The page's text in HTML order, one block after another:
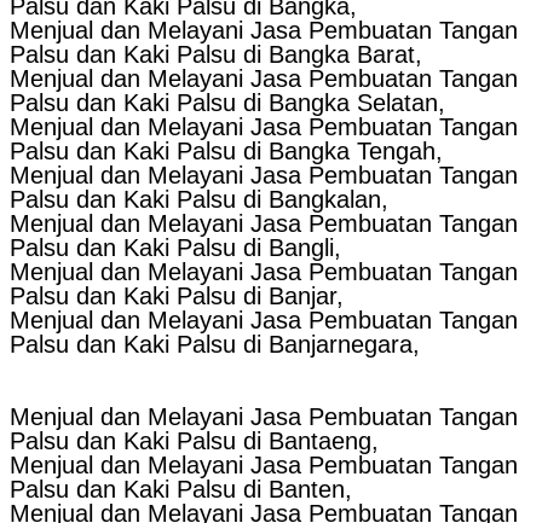
Palsu dan Kaki Palsu di Bangka,
Menjual dan Melayani Jasa Pembuatan Tangan
Palsu dan Kaki Palsu di Bangka Barat,
Menjual dan Melayani Jasa Pembuatan Tangan
Palsu dan Kaki Palsu di Bangka Selatan,
Menjual dan Melayani Jasa Pembuatan Tangan
Palsu dan Kaki Palsu di Bangka Tengah,
Menjual dan Melayani Jasa Pembuatan Tangan
Palsu dan Kaki Palsu di Bangkalan,
Menjual dan Melayani Jasa Pembuatan Tangan
Palsu dan Kaki Palsu di Bangli,
Menjual dan Melayani Jasa Pembuatan Tangan
Palsu dan Kaki Palsu di Banjar,
Menjual dan Melayani Jasa Pembuatan Tangan
Palsu dan Kaki Palsu di Banjarnegara,
Menjual dan Melayani Jasa Pembuatan Tangan
Palsu dan Kaki Palsu di Bantaeng,
Menjual dan Melayani Jasa Pembuatan Tangan
Palsu dan Kaki Palsu di Banten,
Menjual dan Melayani Jasa Pembuatan Tangan